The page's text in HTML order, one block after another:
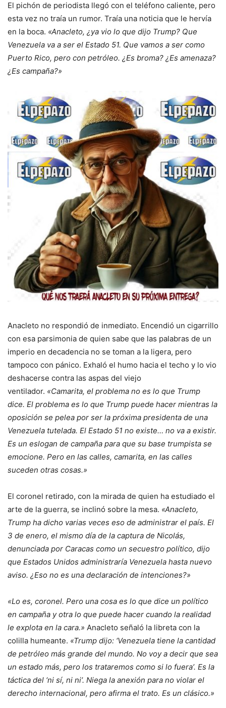
El pichón de periodista llegó con el teléfono caliente, pero
esta vez no traía un rumor. Traía una noticia que le hervía
en la boca. «Anacleto, ¿ya vio lo que dijo Trump? Que
Venezuela va a ser el Estado 51. Que vamos a ser como
Puerto Rico, pero con petróleo. ¿Es broma? ¿Es amenaza?
¿Es campaña?»
Anacleto no respondió de inmediato. Encendió un cigarrillo
con esa parsimonia de quien sabe que las palabras de un
imperio en decadencia no se toman a la ligera, pero
tampoco con pánico. Exhaló el humo hacia el techo y lo vio
deshacerse contra las aspas del viejo
ventilador. «Camarita, el problema no es lo que Trump
dice. El problema es lo que Trump puede hacer mientras la
oposición se pelea por ser la próxima presidenta de una
Venezuela tutelada. El Estado 51 no existe… no va a existir.
Es un eslogan de campaña para que su base trumpista se
emocione. Pero en las calles, camarita, en las calles
suceden otras cosas.»
El coronel retirado, con la mirada de quien ha estudiado el
arte de la guerra, se inclinó sobre la mesa. «Anacleto,
Trump ha dicho varias veces eso de administrar el país. El
3 de enero, el mismo día de la captura de Nicolás,
denunciada por Caracas como un secuestro político, dijo
que Estados Unidos administraría Venezuela hasta nuevo
aviso. ¿Eso no es una declaración de intenciones?»
«Lo es, coronel. Pero una cosa es lo que dice un político
en campaña y otra lo que puede hacer cuando la realidad
le explota en la cara.» Anacleto señaló la libreta con la
colilla humeante. «Trump dijo: ‘Venezuela tiene la cantidad
de petróleo más grande del mundo. No voy a decir que sea
un estado más, pero los trataremos como si lo fuera’. Es la
táctica del ‘ni sí, ni ni’. Niega la anexión para no violar el
derecho internacional, pero afirma el trato. Es un clásico.»